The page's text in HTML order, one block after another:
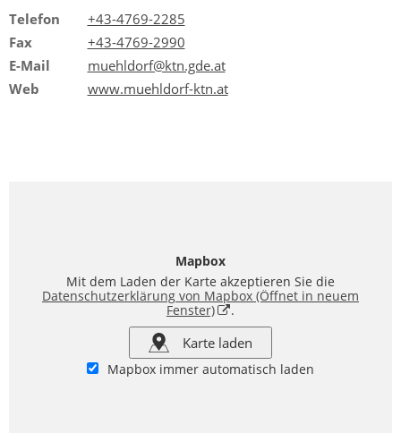
Telefon
+43-4769-2285
Fax
+43-4769-2990
E-Mail
muehldorf@ktn.gde.at
Web
www.muehldorf-ktn.at
Mapbox
Mit dem Laden der Karte akzeptieren Sie die
Datenschutzerklärung von Mapbox (Öffnet in neuem
Fenster)
.
Karte laden
Mapbox immer automatisch laden